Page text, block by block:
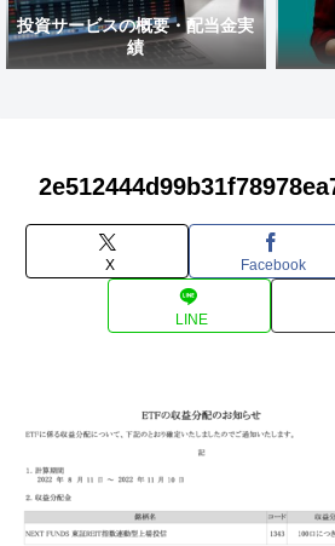
投資サービスの概要・配当金実
績
X Facebook
LINE